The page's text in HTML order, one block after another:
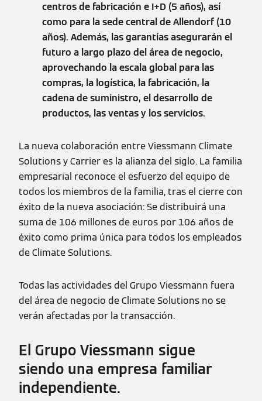
centros de fabricación e I+D (5 años), así
como para la sede central de Allendorf (10
años). Además, las garantías asegurarán el
futuro a largo plazo del área de negocio,
aprovechando la escala global para las
compras, la logística, la fabricación, la
cadena de suministro, el desarrollo de
productos, las ventas y los servicios.
La nueva colaboración entre Viessmann Climate
Solutions y Carrier es la alianza del siglo. La familia
empresarial reconoce el esfuerzo del equipo de
todos los miembros de la familia, tras el cierre con
éxito de la nueva asociación: Se distribuirá una
suma de 106 millones de euros por 106 años de
éxito como prima única para todos los empleados
de Climate Solutions.
Todas las actividades del Grupo Viessmann fuera
del área de negocio de Climate Solutions no se
verán afectadas por la transacción.
El Grupo Viessmann sigue
siendo una empresa familiar
independiente.